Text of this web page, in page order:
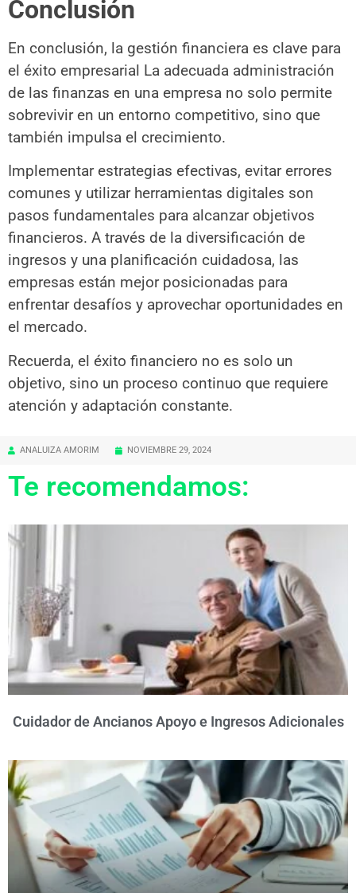
Conclusión
En conclusión, la gestión financiera es clave para
el éxito empresarial La adecuada administración
de las finanzas en una empresa no solo permite
sobrevivir en un entorno competitivo, sino que
también impulsa el crecimiento.
Implementar estrategias efectivas, evitar errores
comunes y utilizar herramientas digitales son
pasos fundamentales para alcanzar objetivos
financieros. A través de la diversificación de
ingresos y una planificación cuidadosa, las
empresas están mejor posicionadas para
enfrentar desafíos y aprovechar oportunidades en
el mercado.
Recuerda, el éxito financiero no es solo un
objetivo, sino un proceso continuo que requiere
atención y adaptación constante.
ANALUIZA AMORIM NOVIEMBRE 29, 2024
Te recomendamos:
Cuidador de Ancianos Apoyo e Ingresos Adicionales